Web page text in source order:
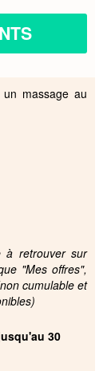
massage au
à retrouver sur
"Mes offres",
cumulable et
30